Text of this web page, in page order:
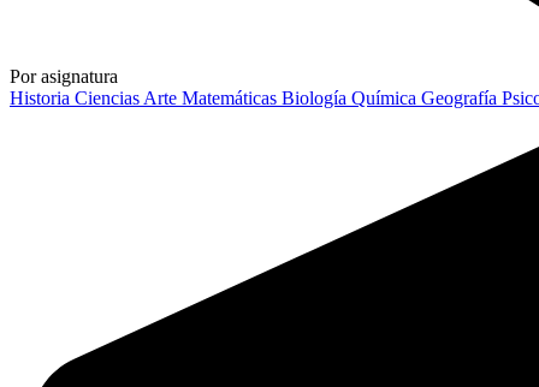
Por asignatura
Historia Ciencias Arte Matemáticas Biología Química Geografía